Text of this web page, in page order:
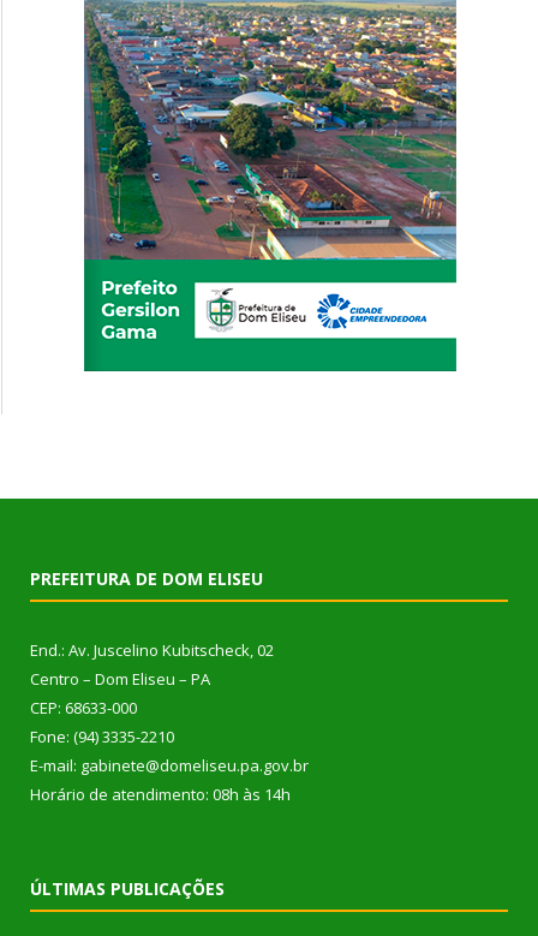
PREFEITURA DE DOM ELISEU
End.: Av. Juscelino Kubitscheck, 02
Centro – Dom Eliseu – PA
CEP: 68633-000
Fone: (94) 3335-2210
E-mail: gabinete@domeliseu.pa.gov.br
Horário de atendimento: 08h às 14h
ÚLTIMAS PUBLICAÇÕES